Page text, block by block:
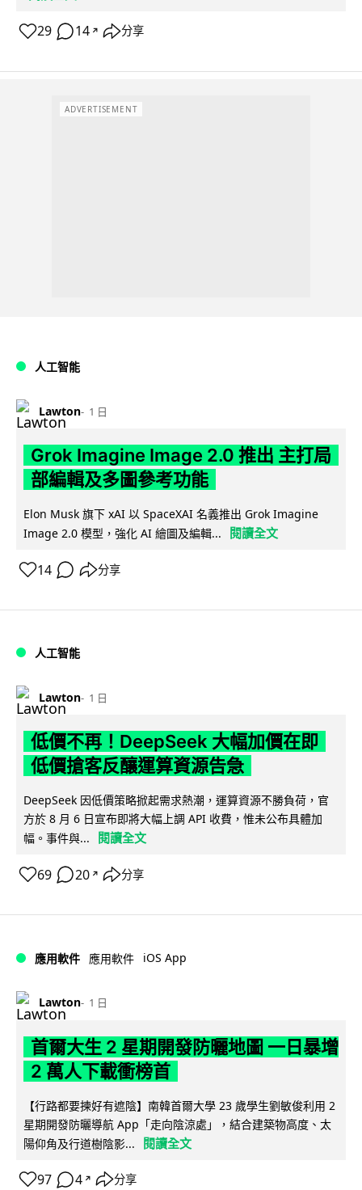
29 14 ↗ 分享
ADVERTISEMENT
人工智能
Lawton 1 日
Grok Imagine Image 2.0 推出 主打局
部編輯及多圖參考功能
Elon Musk 旗下 xAI 以 SpaceXAI 名義推出 Grok Imagine
Image 2.0 模型，強化 AI 繪圖及編輯...
閱讀全文
14 分享
人工智能
Lawton 1 日
低價不再！DeepSeek 大幅加價在即
低價搶客反釀運算資源告急
DeepSeek 因低價策略掀起需求熱潮，運算資源不勝負荷，官
方於 8 月 6 日宣布即將大幅上調 API 收費，惟未公布具體加
幅。事件與...
閱讀全文
69 20 ↗ 分享
應用軟件 應用軟件 iOS App
Lawton 1 日
首爾大生 2 星期開發防曬地圖 一日暴增
2 萬人下載衝榜首
【行路都要揀好有遮陰】南韓首爾大學 23 歲學生劉敏俊利用 2
星期開發防曬導航 App「走向陰涼處」，結合建築物高度、太
陽仰角及行道樹陰影...
閱讀全文
97 4 ↗ 分享